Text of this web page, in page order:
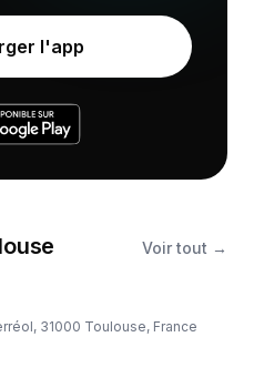
l'app
Voir tout →
31000 Toulouse, France